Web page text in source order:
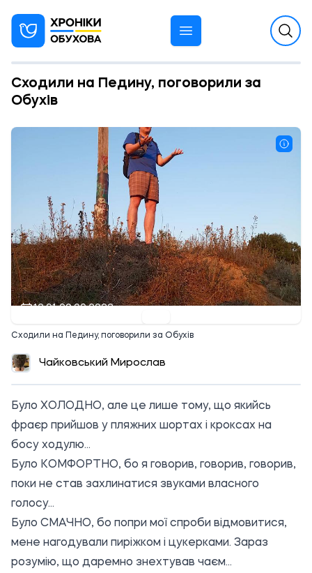
Сходили на Педину, поговорили за
Обухів
12:01 09.09.2022
Сходили на Педину, поговорили за Обухів
Чайковський Мирослав
Було ХОЛОДНО, але це лише тому, що якийсь
фраєр прийшов у пляжних шортах і кроксах на
босу ходулю...
Було КОМФОРТНО, бо я говорив, говорив, говорив,
поки не став захлинатися звуками власного
голосу...
Було СМАЧНО, бо попри мої спроби відмовитися,
мене нагодували пиріжком і цукерками. Зараз
розумію, що даремно знехтував чаєм...